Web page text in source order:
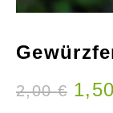
2,00€ 1,50